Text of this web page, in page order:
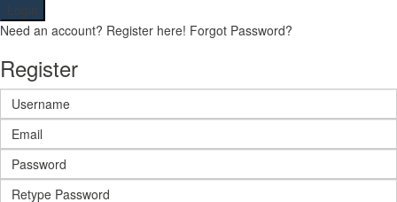
Login
Need an account? Register here! Forgot Password?
Register